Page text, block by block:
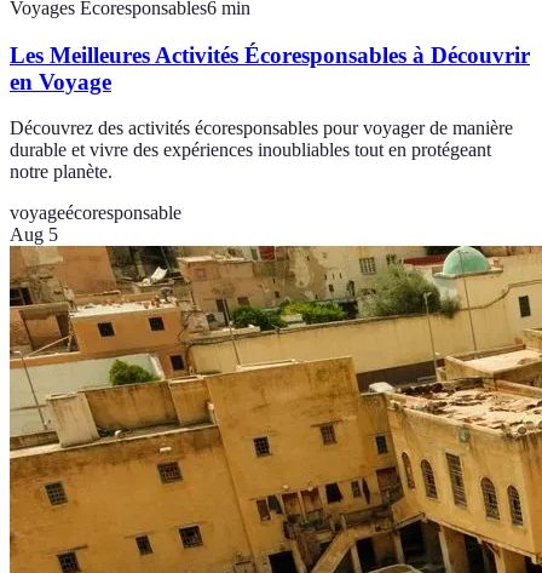
Voyages Écoresponsables6 min
Les Meilleures Activités Écoresponsables à Découvrir
en Voyage
Découvrez des activités écoresponsables pour voyager de manière
durable et vivre des expériences inoubliables tout en protégeant
notre planète.
voyageécoresponsable
Aug 5